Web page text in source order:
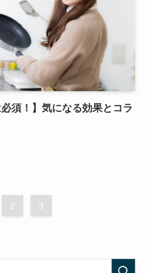
須！】気になる効果とコラ
2 3